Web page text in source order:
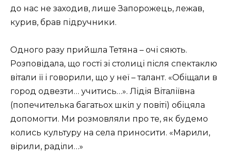
до нас не заходив, лише Запорожець, лежав,
курив, брав підручники.
Одного разу прийшла Тетяна – очі сяють.
Розповідала, що гості зі столиці після спектаклю
вітали її і говорили, що у неї – талант. «Обіщали в
город одвезти… учитись…». Лідія Віталіївна
(попечителька багатьох шкіл у повіті) обіцяла
допомогти. Ми розмовляли про те, як будемо
колись культуру на села приносити. «Марили,
вірили, раділи…»